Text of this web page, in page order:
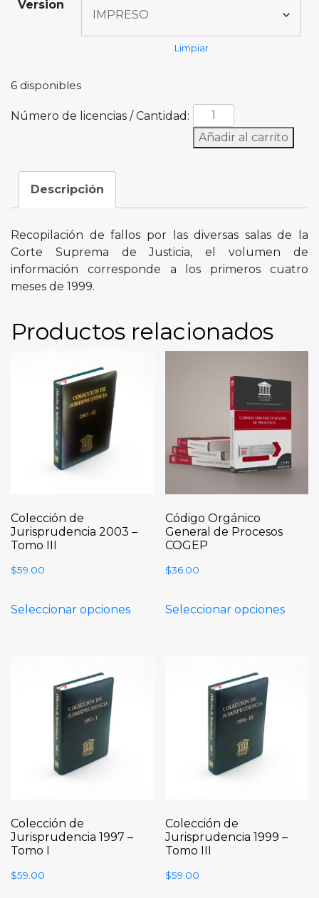
Version
Limpiar
6 disponibles
Número de licencias / Cantidad:
Añadir al carrito
Descripción
Recopilación de fallos por las diversas salas de la
Corte Suprema de Justicia, el volumen de
información corresponde a los primeros cuatro
meses de 1999.
Productos relacionados
Colección de
Jurisprudencia 2003 –
Tomo III
$59.00
Seleccionar opciones
Código Orgánico
General de Procesos
COGEP
$36.00
Seleccionar opciones
Colección de
Jurisprudencia 1997 –
Tomo I
$59.00
Colección de
Jurisprudencia 1999 –
Tomo III
$59.00